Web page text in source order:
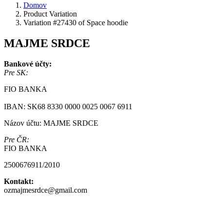
Domov
Product Variation
Variation #27430 of Space hoodie
MAJME SRDCE
Bankové účty:
Pre SK:
FIO BANKA
IBAN: SK68 8330 0000 0025 0067 6911
Názov účtu: MAJME SRDCE
Pre ČR:
FIO BANKA
2500676911/2010
Kontakt:
ozmajmesrdce@gmail.com